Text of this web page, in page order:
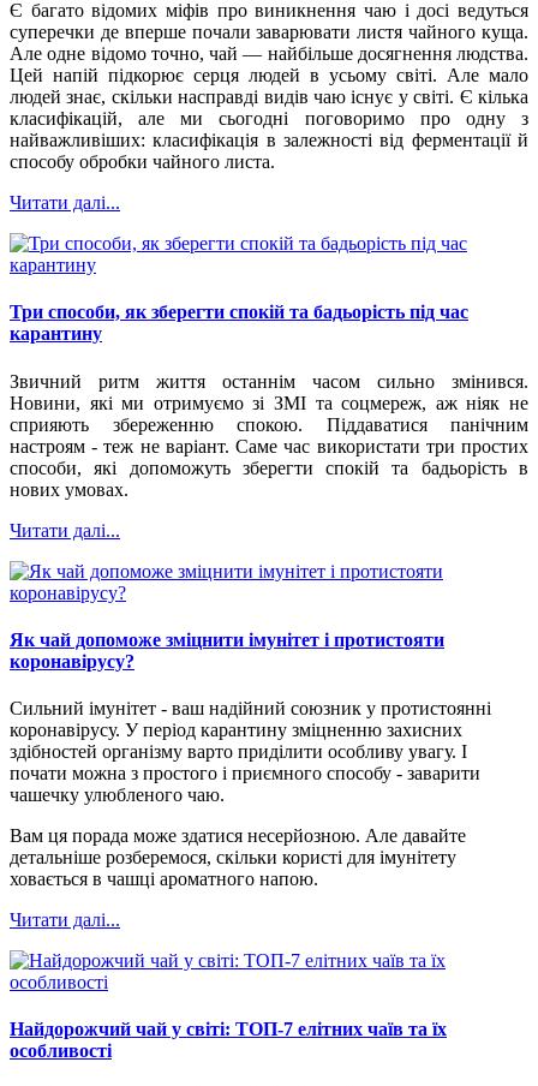
Є багато відомих міфів про виникнення чаю і досі ведуться
суперечки де вперше почали заварювати листя чайного куща.
Але одне відомо точно, чай — найбільше досягнення людства.
Цей напій підкорює серця людей в усьому світі. Але мало
людей знає, скільки насправді видів чаю існує у світі. Є кілька
класифікацій, але ми сьогодні поговоримо про одну з
найважливіших: класифікація в залежності від ферментації й
способу обробки чайного листа.
Читати далі...
Три способи, як зберегти спокій та бадьорість під час
карантину
Звичний ритм життя останнім часом сильно змінився.
Новини, які ми отримуємо зі ЗМІ та соцмереж, аж ніяк не
сприяють збереженню спокою. Піддаватися панічним
настроям - теж не варіант. Саме час використати три простих
способи, які допоможуть зберегти спокій та бадьорість в
нових умовах.
Читати далі...
Як чай допоможе зміцнити імунітет і протистояти
коронавірусу?
Сильний імунітет - ваш надійний союзник у протистоянні
коронавірусу. У період карантину зміцненню захисних
здібностей організму варто приділити особливу увагу. І
почати можна з простого і приємного способу - заварити
чашечку улюбленого чаю.
Вам ця порада може здатися несерйозною. Але давайте
детальніше розберемося, скільки користі для імунітету
ховається в чашці ароматного напою.
Читати далі...
Найдорожчий чай у світі: ТОП-7 елітних чаїв та їх
особливості